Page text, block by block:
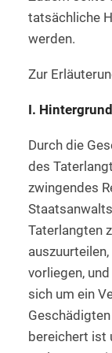
tatsächliche
werden.
Zur
I. Hintergrund
Durch die
des
zwingendes
Taterlangten
vorliegen,
sich um ein
bereichert ist